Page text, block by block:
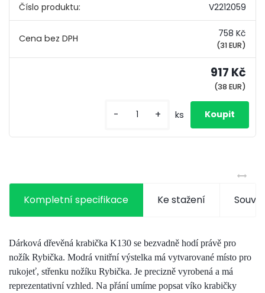
Číslo produktu: V2212059
758 Kč
(31 EUR)
917 Kč
(38 EUR)
- + ks
Kompletní specifikace Ke stažení
Dárková dřevěná krabička K130 se bezvadně hodí právě pro
nožík Rybička. Modrá vnitřní výstelka má vytvarované místo pro
rukojeť, střenku nožíku Rybička.Je precizně vyrobená a má
reprezentativní vzhled. Na přání umíme popsat víko krabičky